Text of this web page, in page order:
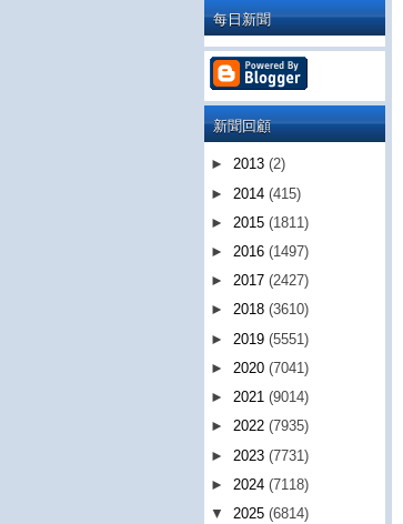
每日新聞
新聞回顧
► 2013 (2)
► 2014 (415)
► 2015 (1811)
► 2016 (1497)
► 2017 (2427)
► 2018 (3610)
► 2019 (5551)
► 2020 (7041)
► 2021 (9014)
► 2022 (7935)
► 2023 (7731)
► 2024 (7118)
▼ 2025 (6814)